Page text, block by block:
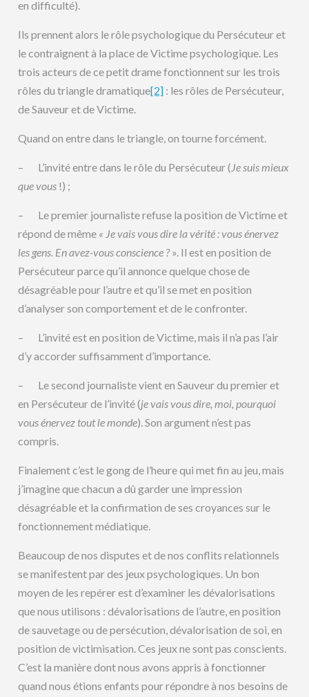
en difficulté).
Ils prennent alors le rôle psychologique du Persécuteur et
le contraignent à la place de Victime psychologique. Les
trois acteurs de ce petit drame fonctionnent sur les trois
rôles du triangle dramatique[2] : les rôles de Persécuteur,
de Sauveur et de Victime.
Quand on entre dans le triangle, on tourne forcément.
– L’invité entre dans le rôle du Persécuteur (Je suis mieux
que vous !) ;
– Le premier journaliste refuse la position de Victime et
répond de même « Je vais vous dire la vérité : vous énervez
les gens. En avez-vous conscience ?». Il est en position de
Persécuteur parce qu’il annonce quelque chose de
désagréable pour l’autre et qu’il se met en position
d’analyser son comportement et de le confronter.
– L’invité est en position de Victime, mais il n’a pas l’air
d’y accorder suffisamment d’importance.
– Le second journaliste vient en Sauveur du premier et
en Persécuteur de l’invité (je vais vous dire, moi, pourquoi
vous énervez tout le monde). Son argument n’est pas
compris.
Finalement c’est le gong de l’heure qui met fin au jeu, mais
j’imagine que chacun a dû garder une impression
désagréable et la confirmation de ses croyances sur le
fonctionnement médiatique.
Beaucoup de nos disputes et de nos conflits relationnels
se manifestent par des jeux psychologiques. Un bon
moyen de les repérer est d’examiner les dévalorisations
que nous utilisons : dévalorisations de l’autre, en position
de sauvetage ou de persécution, dévalorisation de soi, en
position de victimisation. Ces jeux ne sont pas conscients.
C’est la manière dont nous avons appris à fonctionner
quand nous étions enfants pour répondre à nos besoins de